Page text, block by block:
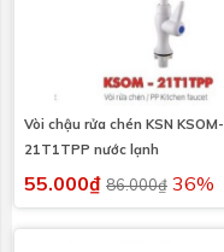
Vòi chậu rửa chén KSN KSOM-
21T1TPP nước lạnh
55.000₫ 86.000₫ 36%